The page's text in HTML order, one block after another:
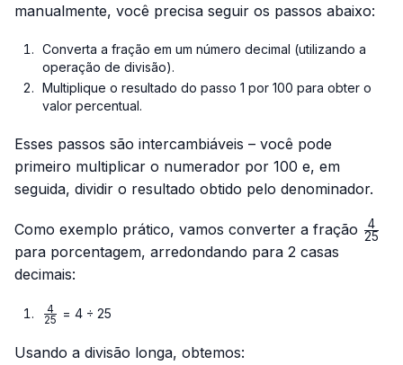
manualmente, você precisa seguir os passos abaixo:
Converta a fração em um número decimal (utilizando a
operação de divisão).
Multiplique o resultado do passo 1 por 100 para obter o
valor percentual.
Esses passos são intercambiáveis – você pode
primeiro multiplicar o numerador por 100 e, em
seguida, dividir o resultado obtido pelo denominador.
Como exemplo prático, vamos converter a fração 25
4
para porcentagem, arredondando para 2 casas
decimais:
\frac{4}
25
4 = 4 ÷ 25
Usando a divisão longa, obtemos: